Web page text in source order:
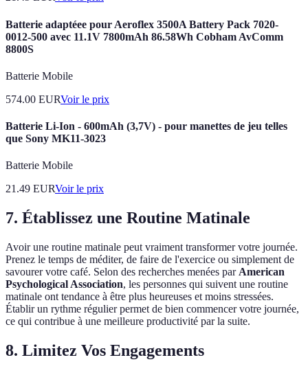
Batterie adaptéee pour Aeroflex 3500A Battery Pack 7020-
0012-500 avec 11.1V 7800mAh 86.58Wh Cobham AvComm
8800S
Batterie Mobile
574.00 EURVoir le prix
Batterie Li-Ion - 600mAh (3,7V) - pour manettes de jeu telles
que Sony MK11-3023
Batterie Mobile
21.49 EURVoir le prix
7. Établissez une Routine Matinale
Avoir une routine matinale peut vraiment transformer votre journée.
Prenez le temps de méditer, de faire de l'exercice ou simplement de
savourer votre café. Selon des recherches menées par American
Psychological Association, les personnes qui suivent une routine
matinale ont tendance à être plus heureuses et moins stressées.
Établir un rythme régulier permet de bien commencer votre journée,
ce qui contribue à une meilleure productivité par la suite.
8. Limitez Vos Engagements